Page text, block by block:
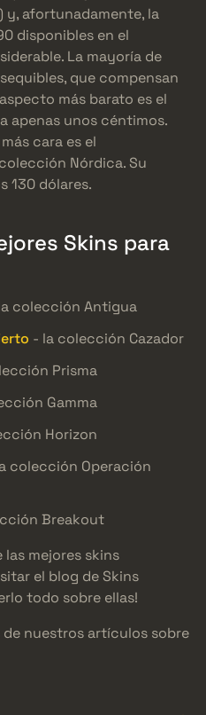
y, afortunadamente, la
disponibles en el
La mayoría de
que compensan
más barato es el
apenas unos céntimos.
cara es el
Nórdica. Su
130 dólares.
Skins para
colección Antigua
- la colección Cazador
Prisma
Gamma
Horizon
colección Operación
Breakout
las mejores skins
el blog de Skins
todo sobre ellas!
nuestros artículos sobre